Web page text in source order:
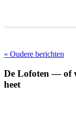
« Oudere berichten
De Lofoten — of
heet